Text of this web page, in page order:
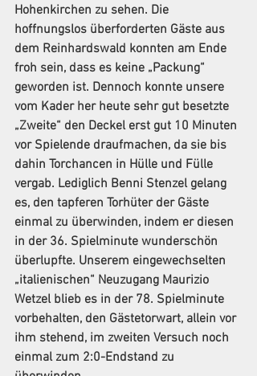
Hohenkirchen zu sehen. Die
hoffnungslos überforderten Gäste aus
dem Reinhardswald konnten am Ende
froh sein, dass es keine „Packung“
geworden ist. Dennoch konnte unsere
vom Kader her heute sehr gut besetzte
„Zweite“ den Deckel erst gut 10 Minuten
vor Spielende draufmachen, da sie bis
dahin Torchancen in Hülle und Fülle
vergab. Lediglich Benni Stenzel gelang
es, den tapferen Torhüter der Gäste
einmal zu überwinden, indem er diesen
in der 36. Spielminute wunderschön
überlupfte. Unserem eingewechselten
„italienischen“ Neuzugang Maurizio
Wetzel blieb es in der 78. Spielminute
vorbehalten, den Gästetorwart, allein vor
ihm stehend, im zweiten Versuch noch
einmal zum 2:0-Endstand zu